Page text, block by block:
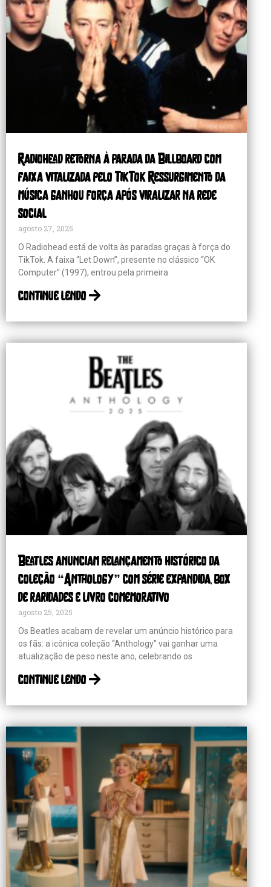
Radiohead retorna à parada da Billboard com
faixa vitalizada pelo TikTok Ressurgimento da
música ganhou força após viralizar na rede
social
agosto 27, 2025
O Radiohead está de volta às paradas graças à força do
TikTok. A faixa “Let Down”, presente no clássico “OK
Computer” (1997), entrou pela primeira
continue lendo
Beatles anunciam relançamento histórico da
coleção “Anthology” com série expandida, box
de raridades e livro comemorativo
agosto 25, 2025
Os Beatles acabam de revelar um anúncio histórico para
os fãs: a icônica coleção “Anthology” vai ganhar uma
atualização de peso neste ano, celebrando os
continue lendo